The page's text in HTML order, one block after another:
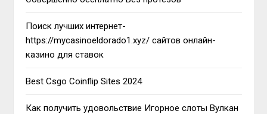
Поиск лучших интернет-
https://mycasinoeldorado1.xyz/ сайтов онлайн-
казино для ставок
Best Csgo Coinflip Sites 2024
Как получить удовольствие Игорное слоты Вулкан